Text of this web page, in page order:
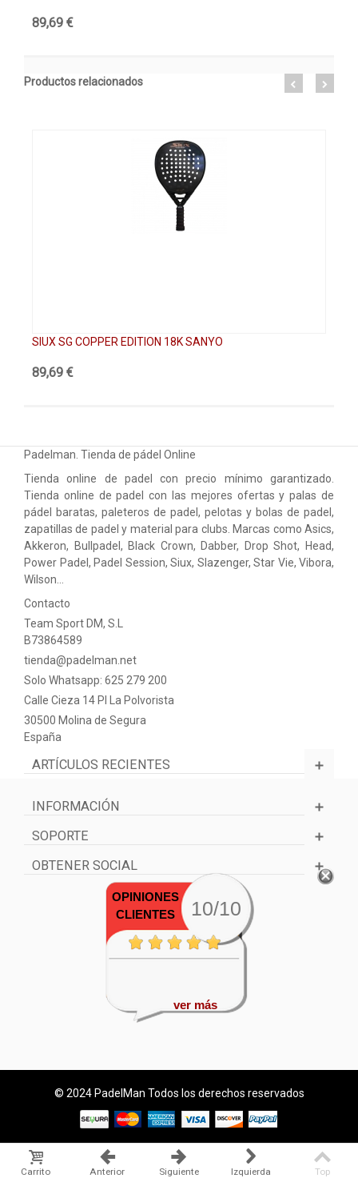
89,69 €
Productos relacionados
SIUX SG COPPER EDITION 18K SANYO
89,69 €
Padelman. Tienda de pádel Online
Tienda online de padel con precio mínimo garantizado.
Tienda online de padel con las mejores ofertas y palas de
pádel baratas, paleteros de padel, pelotas y bolas de padel,
zapatillas de padel y material para clubs. Marcas como Asics,
Akkeron, Bullpadel, Black Crown, Dabber, Drop Shot, Head,
Power Padel, Padel Session, Siux, Slazenger, Star Vie, Vibora,
Wilson…
Contacto
Team Sport DM, S.L
B73864589
tienda@padelman.net
Solo Whatsapp: 625 279 200
Calle Cieza 14 PI La Polvorista
30500 Molina de Segura
España
ARTÍCULOS RECIENTES
INFORMACIÓN
SOPORTE
OBTENER SOCIAL
OPINIONES
CLIENTES
10/10
ver más
© 2024 PadelMan Todos los derechos reservados
Carrito Anterior Siguiente Izquierda Top